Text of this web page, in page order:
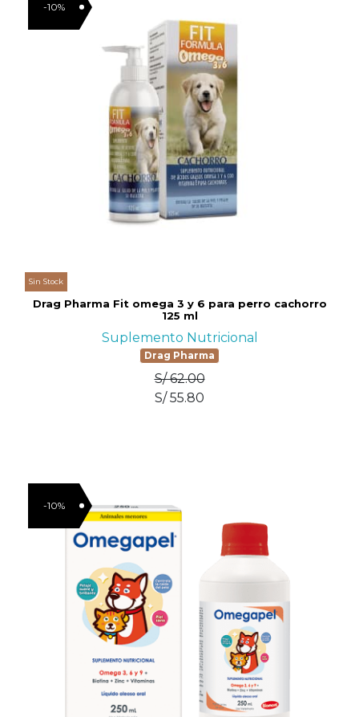
-10%
Sin Stock
Drag Pharma Fit omega 3 y 6 para perro cachorro
125 ml
Suplemento Nutricional
Drag Pharma
S/ 62.00
S/ 55.80
-10%